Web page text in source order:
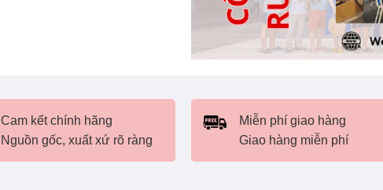
Cam kết chính hãng
Nguồn gốc, xuất xứ rõ ràng
Miễn phí giao hàng
Giao hàng miễn phí